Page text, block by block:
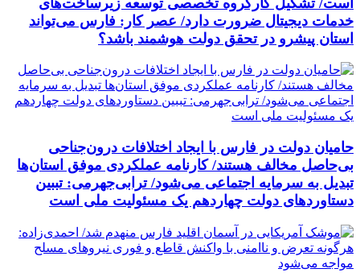
خدمات دیجیتال ضرورت دارد/ عصر کار: فارس می‌تواند
استان پیشرو در تحقق دولت هوشمند باشد؟
حامیان دولت در فارس با ایجاد اختلافات درون‌جناحی
بی‌حاصل مخالف هستند/ کارنامه عملکردی موفق استان‌ها
تبدیل به سرمایه اجتماعی می‌شود/ ترابی‌جهرمی: تببین
دستاوردهای دولت چهاردهم یک مسئولیت ملی است